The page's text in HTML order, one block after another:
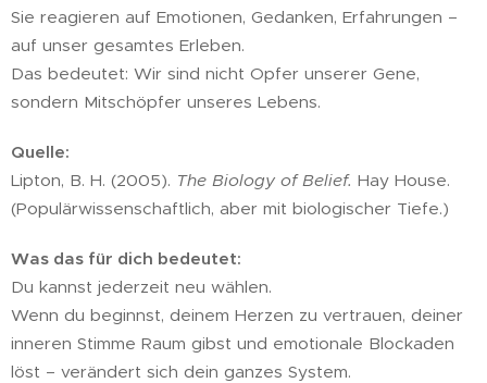
Sie reagieren auf Emotionen, Gedanken, Erfahrungen –
auf unser gesamtes Erleben.
Das bedeutet: Wir sind nicht Opfer unserer Gene,
sondern Mitschöpfer unseres Lebens.
Quelle:
Lipton, B. H. (2005). The Biology of Belief. Hay House.
(Populärwissenschaftlich, aber mit biologischer Tiefe.)
Was das für dich bedeutet:
Du kannst jederzeit neu wählen.
Wenn du beginnst, deinem Herzen zu vertrauen, deiner
inneren Stimme Raum gibst und emotionale Blockaden
löst – verändert sich dein ganzes System.